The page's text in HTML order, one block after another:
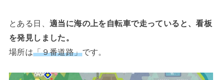
とある日、 適当に海の上を自転車で走っていると、看板
を発見しました。
場所は「９番道路」です。